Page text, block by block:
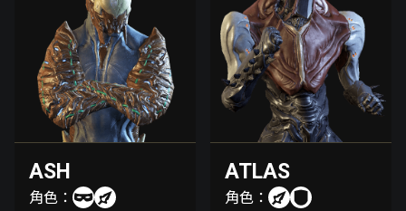
ASH
角色：
ATLAS
角色：